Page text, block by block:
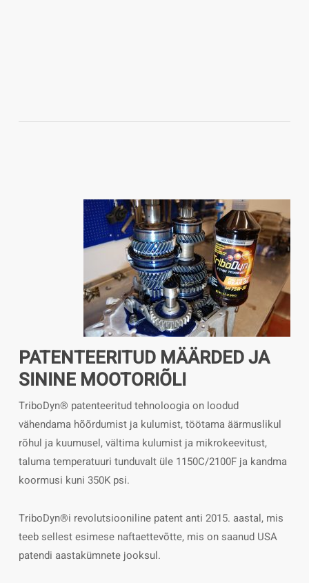
PATENTEERITUD MÄÄRDED JA
SININE MOOTORIÕLI
TriboDyn® patenteeritud tehnoloogia on loodud
vähendama hõõrdumist ja kulumist, töötama äärmuslikul
rõhul ja kuumusel, vältima kulumist ja mikrokeevitust,
taluma temperatuuri tunduvalt üle 1150C/2100F ja kandma
koormusi kuni 350K psi.
TriboDyn®i revolutsiooniline patent anti 2015. aastal, mis
teeb sellest esimese naftaettevõtte, mis on saanud USA
patendi aastakümnete jooksul.